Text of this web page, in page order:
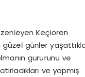
Keçiören
günler
gururunu ve
ve yapmış